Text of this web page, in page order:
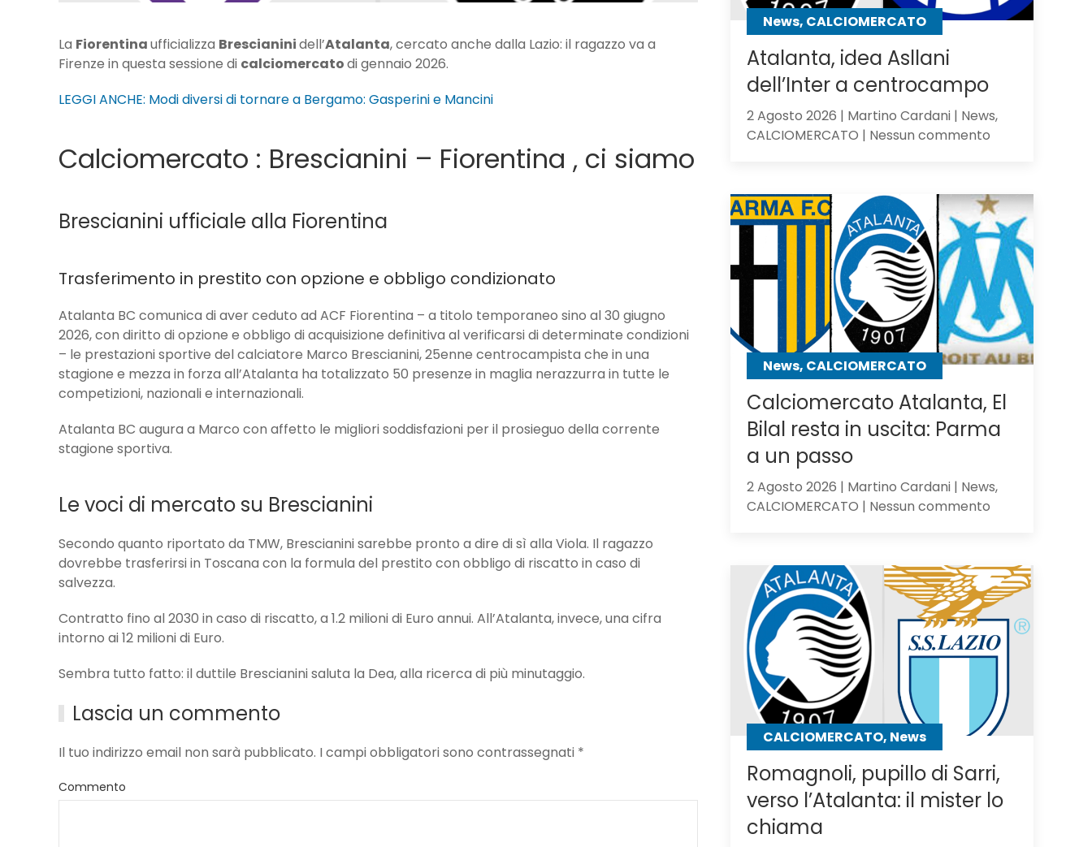
La Fiorentinaufficializza Brescianinidell’Atalanta, cercato anche dalla Lazio: il ragazzo va a
Firenze in questa sessione di calciomercatodi gennaio 2026.
LEGGI ANCHE: Modi diversi di tornare a Bergamo: Gasperini e Mancini
Calciomercato : Brescianini – Fiorentina , ci siamo
Brescianini ufficiale alla Fiorentina
Trasferimento in prestito con opzione e obbligo condizionato
Atalanta BC comunica di aver ceduto ad ACF Fiorentina – a titolo temporaneo sino al 30 giugno
2026, con diritto di opzione e obbligo di acquisizione definitiva al verificarsi di determinate condizioni
– le prestazioni sportive del calciatore Marco Brescianini, 25enne centrocampista che in una
stagione e mezza in forza all’Atalanta ha totalizzato 50 presenze in maglia nerazzurra in tutte le
competizioni, nazionali e internazionali.
Atalanta BC augura a Marco con affetto le migliori soddisfazioni per il prosieguo della corrente
stagione sportiva.
Le voci di mercato su Brescianini
Secondo quanto riportato da TMW, Brescianini sarebbe pronto a dire di sì alla Viola. Il ragazzo
dovrebbe trasferirsi in Toscana con la formula del prestito con obbligo di riscatto in caso di
salvezza.
Contratto fino al 2030 in caso di riscatto, a 1.2 milioni di Euro annui. All’Atalanta, invece, una cifra
intorno ai 12 milioni di Euro.
Sembra tutto fatto: il duttile Brescianini saluta la Dea, alla ricerca di più minutaggio.
Lascia un commento
Il tuo indirizzo email non sarà pubblicato. I campi obbligatori sono contrassegnati *
Commento
contro
gli
News, CALCIOMERCATO
Atalanta, idea Asllani
dell’Inter a centrocampo
2 Agosto 2026 | Martino Cardani | News,
CALCIOMERCATO | Nessun commentosu
Asllani
dell’Inter
a
centrocampo
News, CALCIOMERCATO
Calciomercato Atalanta, El
Bilal resta in uscita: Parma
a un passo
2 Agosto 2026 | Martino Cardani | News,
CALCIOMERCATO | Nessun commentosu
El
Bilal
resta
in
uscita:
Parma
un
passo
CALCIOMERCATO, News
Romagnoli, pupillo di Sarri,
verso l’Atalanta: il mister lo
chiama